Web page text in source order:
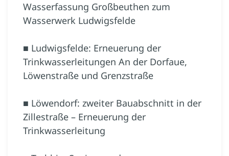
Wasserfassung Großbeuthen zum
Wasserwerk Ludwigsfelde
■ Ludwigsfelde: Erneuerung der
Trinkwasserleitungen An der Dorfaue,
Löwenstraße und Grenzstraße
■ Löwendorf: zweiter Bauabschnitt in der
Zillestraße – Erneuerung der
Trinkwasserleitung